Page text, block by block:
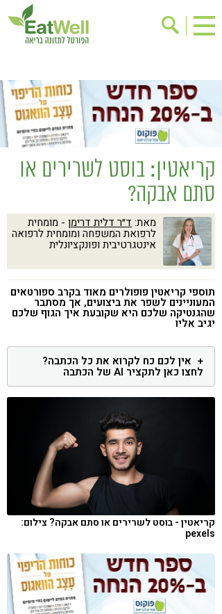
בישול בריא
אינדקס עסקים
ריפוי ומניעת מחלות
בריאות האישה
מתכוני בריאות
אירועים
שינוי תזונתי
גישות בתזונה
ניקוי רעלים
מזונות על
ילדים
תזונה וספורט
רגישות לגלוטן
טעים להכיר
קורונה
קריאטין: בוסט לשרירים או
סתם אבקה?
מאת: ד״ר דלית דרימן - מומחית
לרפואת המשפחה ומומחית לרפואה
אינטגרטיבית ופונקציונלית
תוספי קריאטין פופולרים מאוד בקרב ספורטאים
המעוניינים לשפר את ביצועים, אך מסתבר
שהגנטיקה שלכם היא שקובעת איך הגוף שלכם
יגיב אליו
אין לכם כח לקרוא את כל הכתבה?
לחצו כאן לתקציר AI של הכתבה
קריאטין - בוסט לשרירים או סתם אבקה? צילום:
pexels